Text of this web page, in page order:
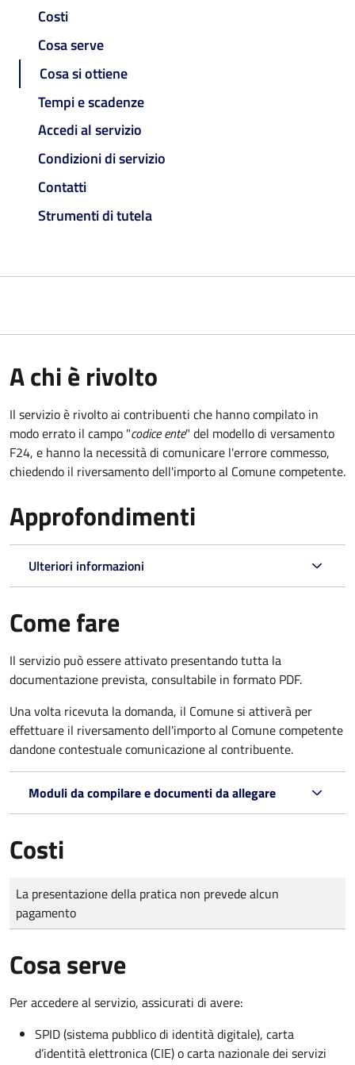
Costi
Cosa serve
Cosa si ottiene
Tempi e scadenze
Accedi al servizio
Condizioni di servizio
Contatti
Strumenti di tutela
A chi è rivolto
Il servizio è rivolto ai contribuenti che hanno compilato in
modo errato il campo "codice ente" del modello di versamento
F24, e hanno la necessità di comunicare l'errore commesso,
chiedendo il riversamento dell'importo al Comune competente.
Approfondimenti
Ulteriori informazioni
Come fare
Il servizio può essere attivato presentando tutta la
documentazione prevista, consultabile in formato PDF.
Una volta ricevuta la domanda, il Comune si attiverà per
effettuare il riversamento dell'importo al Comune competente
dandone contestuale comunicazione al contribuente.
Moduli da compilare e documenti da allegare
Costi
Tipo di pagamento
Importo
La presentazione della pratica non prevede alcun
pagamento
Cosa serve
Per accedere al servizio, assicurati di avere:
SPID (sistema pubblico di identità digitale), carta
d’identità elettronica (CIE) o carta nazionale dei servizi